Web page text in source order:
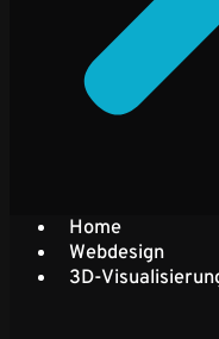
Home
Webdesign
3D-